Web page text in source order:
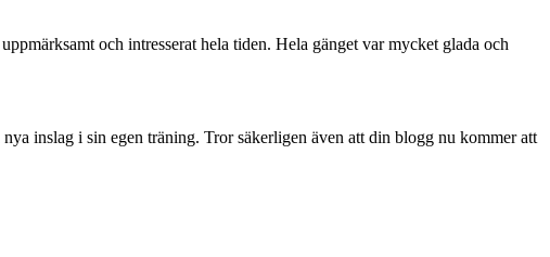
och intresserat hela tiden. Hela gänget var mycket glada och
inslag i sin egen träning. Tror säkerligen även att din blogg nu kommer att